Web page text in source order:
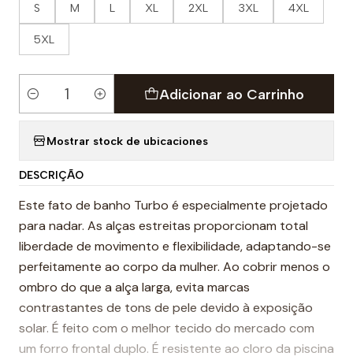
S M L XL 2XL 3XL 4XL
5XL
Quantidade
Adicionar ao Carrinho
Mostrar stock de ubicaciones
DESCRIÇÃO
Este fato de banho Turbo é especialmente projetado
para nadar. As alças estreitas proporcionam total
liberdade de movimento e flexibilidade, adaptando-se
perfeitamente ao corpo da mulher. Ao cobrir menos o
ombro do que a alça larga, evita marcas
contrastantes de tons de pele devido à exposição
solar. É feito com o melhor tecido do mercado com
um forro frontal duplo. É resistente ao cloro da piscina